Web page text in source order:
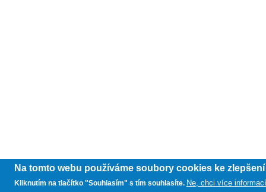
Na tomto webu používáme soubory cookies ke
Kliknutím na tlačítko "Souhlasím" s tím souhlasíte. Ne, chci více informací